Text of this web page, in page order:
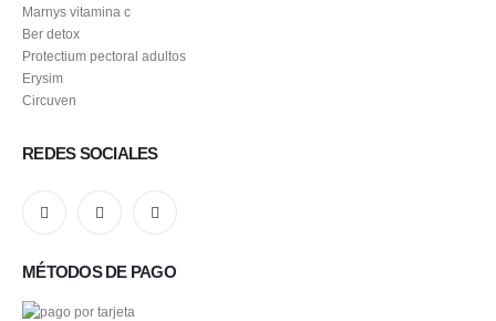
Marnys vitamina c
Ber detox
Protectium pectoral adultos
Erysim
Circuven
REDES SOCIALES
MÉTODOS DE PAGO